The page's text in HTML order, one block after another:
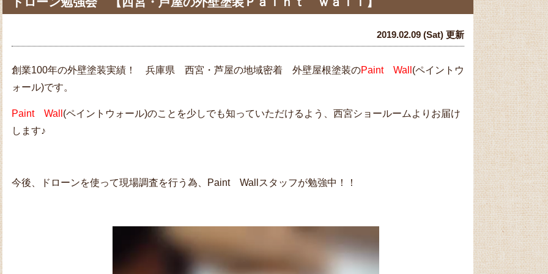
2019.02.09 (Sat) 更新
創業100年の外壁塗装実績！ 兵庫県 西宮・芦屋の地域密着 外壁屋根塗装のPaint Wall (ペイントウ
ォール)です。
Paint Wall (ペイントウォール)のことを少しでも知っていただけるよう、西宮ショールームよりお届け
します♪
今後、ドローンを使って現場調査を行う為、Paint Wallスタッフが勉強中！！